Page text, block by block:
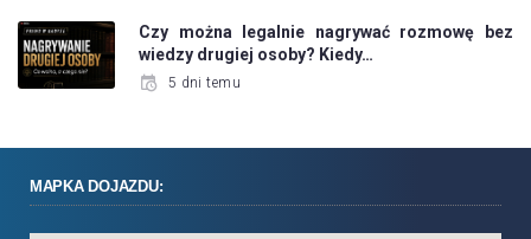
Czy można legalnie nagrywać rozmowę bez
wiedzy drugiej osoby? Kiedy…
5 dni temu
MAPKA DOJAZDU: